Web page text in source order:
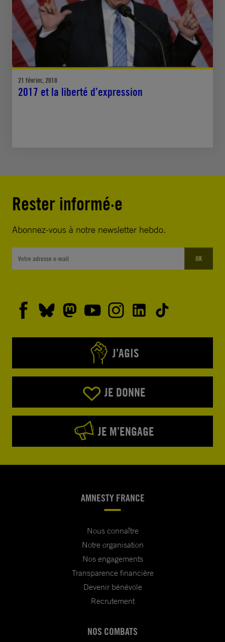
21 février, 2018
2017 et la liberté d’expression
Rester informé·e
Abonnez-vous à notre newsletter hebdo.
OK
J’AGIS
JE DONNE
JE M’ENGAGE
AMNESTY FRANCE
Nous connaître
Notre organisation
Nos engagements
Transparence financière
Devenir bénévole
Recrutement
NOS COMBATS